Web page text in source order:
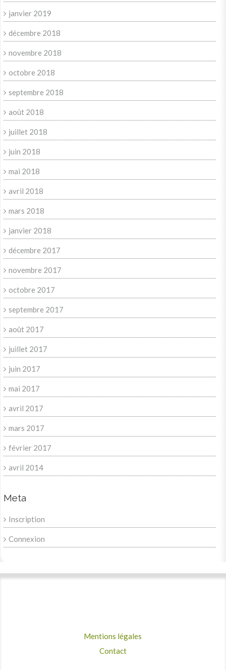
janvier 2019
décembre 2018
novembre 2018
octobre 2018
septembre 2018
août 2018
juillet 2018
juin 2018
mai 2018
avril 2018
mars 2018
janvier 2018
décembre 2017
novembre 2017
octobre 2017
septembre 2017
août 2017
juillet 2017
juin 2017
mai 2017
avril 2017
mars 2017
février 2017
avril 2014
Meta
Inscription
Connexion
Mentions légales
Contact